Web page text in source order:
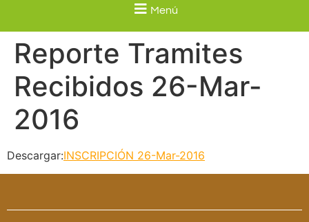
Menú
Reporte Tramites
Recibidos 26-Mar-
2016
Descargar:INSCRIPCIÓN 26-Mar-2016